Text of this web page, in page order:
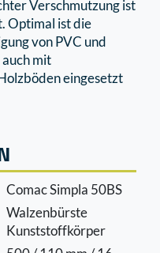
Verschmutzung ist
Optimal ist die
von PVC und
mit
eingesetzt
Comac Simpla 50BS
Walzenbürste
Kunststoffkörper